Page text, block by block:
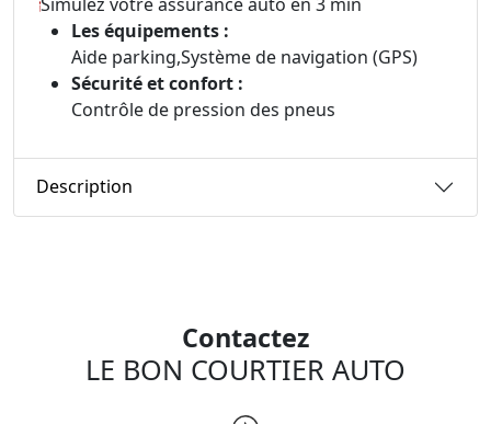
Les équipements :
Aide parking,Système de navigation (GPS)
Sécurité et confort :
Contrôle de pression des pneus
Description
Contactez
LE BON COURTIER AUTO